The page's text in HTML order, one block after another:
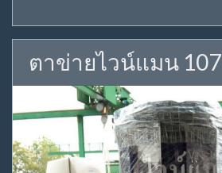
ตาข่ายไวน์แมน 107